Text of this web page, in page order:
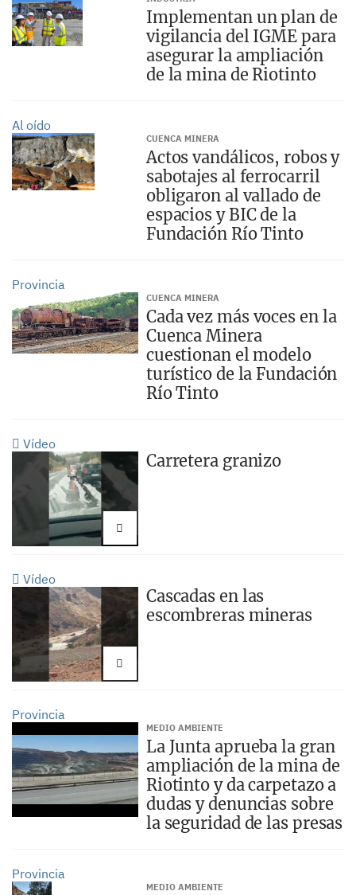
Implementan un plan de
vigilancia del IGME para
asegurar la ampliación
de la mina de Riotinto
Al oído
CUENCA MINERA
Actos vandálicos, robos y
sabotajes al ferrocarril
obligaron al vallado de
espacios y BIC de la
Fundación Río Tinto
Provincia
CUENCA MINERA
Cada vez más voces en la
Cuenca Minera
cuestionan el modelo
turístico de la Fundación
Río Tinto
Vídeo
Carretera granizo
Vídeo
Cascadas en las
escombreras mineras
Provincia
MEDIO AMBIENTE
La Junta aprueba la gran
ampliación de la mina de
Riotinto y da carpetazo a
dudas y denuncias sobre
la seguridad de las presas
Provincia
MEDIO AMBIENTE